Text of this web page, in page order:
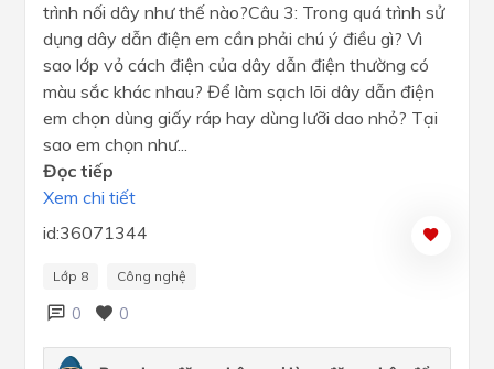
trình nối dây như thế nào?Câu 3: Trong quá trình sử
dụng dây dẫn điện em cần phải chú ý điều gì? Vì
sao lớp vỏ cách điện của dây dẫn điện thường có
màu sắc khác nhau? Để làm sạch lõi dây dẫn điện
em chọn dùng giấy ráp hay dùng lưỡi dao nhỏ? Tại
sao em chọn như...
Đọc tiếp
Xem chi tiết
id:36071344
Lớp 8 Công nghệ
0 0